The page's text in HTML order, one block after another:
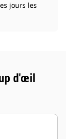
jours les
d'œil